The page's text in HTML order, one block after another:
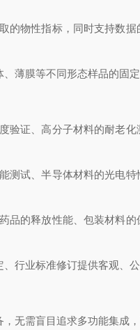
物性指标，同时支持数据
膜等不同形态样品的固定
证、高分子材料的耐老化
试、半导体材料的光电特
的释放性能、包装材料的
业标准修订提供客观、公
需盲目追求多功能集成，